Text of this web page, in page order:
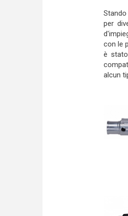
per
con le
è
alcun